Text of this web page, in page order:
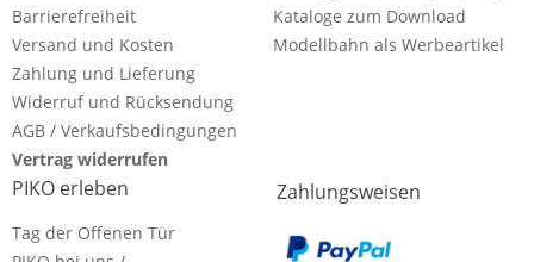
Barrierefreiheit
Versand und Kosten
Zahlung und Lieferung
Widerruf und Rücksendung
AGB / Verkaufsbedingungen
Vertrag widerrufen
Kataloge zum Download
Modellbahn als Werbeartikel
PIKO erleben
Tag der Offenen Tür
Zahlungsweisen